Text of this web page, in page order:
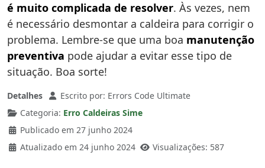
é muito complicada de resolver. Às vezes, nem
é necessário desmontar a caldeira para corrigir o
problema. Lembre-se que uma boa manutenção
preventiva pode ajudar a evitar esse tipo de
situação. Boa sorte!
Detalhes Escrito por: Errors Code Ultimate
Categoria: Erro Caldeiras Sime
Publicado em 27 junho 2024
Atualizado em 24 junho 2024
Visualizações: 587